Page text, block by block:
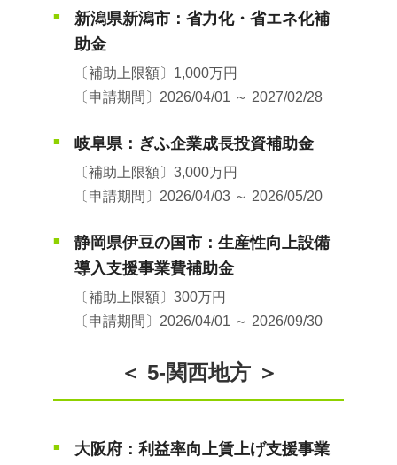
■
新潟県新潟市：省力化・省エネ化補
助金
〔補助上限額〕1,000万円
〔申請期間〕2026/04/01 ～ 2027/02/28
■ 岐阜県：ぎふ企業成長投資補助金
〔補助上限額〕3,000万円
〔申請期間〕2026/04/03 ～ 2026/05/20
■
静岡県伊豆の国市：生産性向上設備
導入支援事業費補助金
〔補助上限額〕300万円
〔申請期間〕2026/04/01 ～ 2026/09/30
＜ 5-関西地方 ＞
■
大阪府：利益率向上賃上げ支援事業